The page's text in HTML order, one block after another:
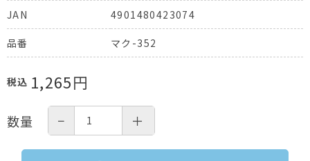
JAN
4901480423074
品番 マク-352
税込 1,265円
数量 − ＋